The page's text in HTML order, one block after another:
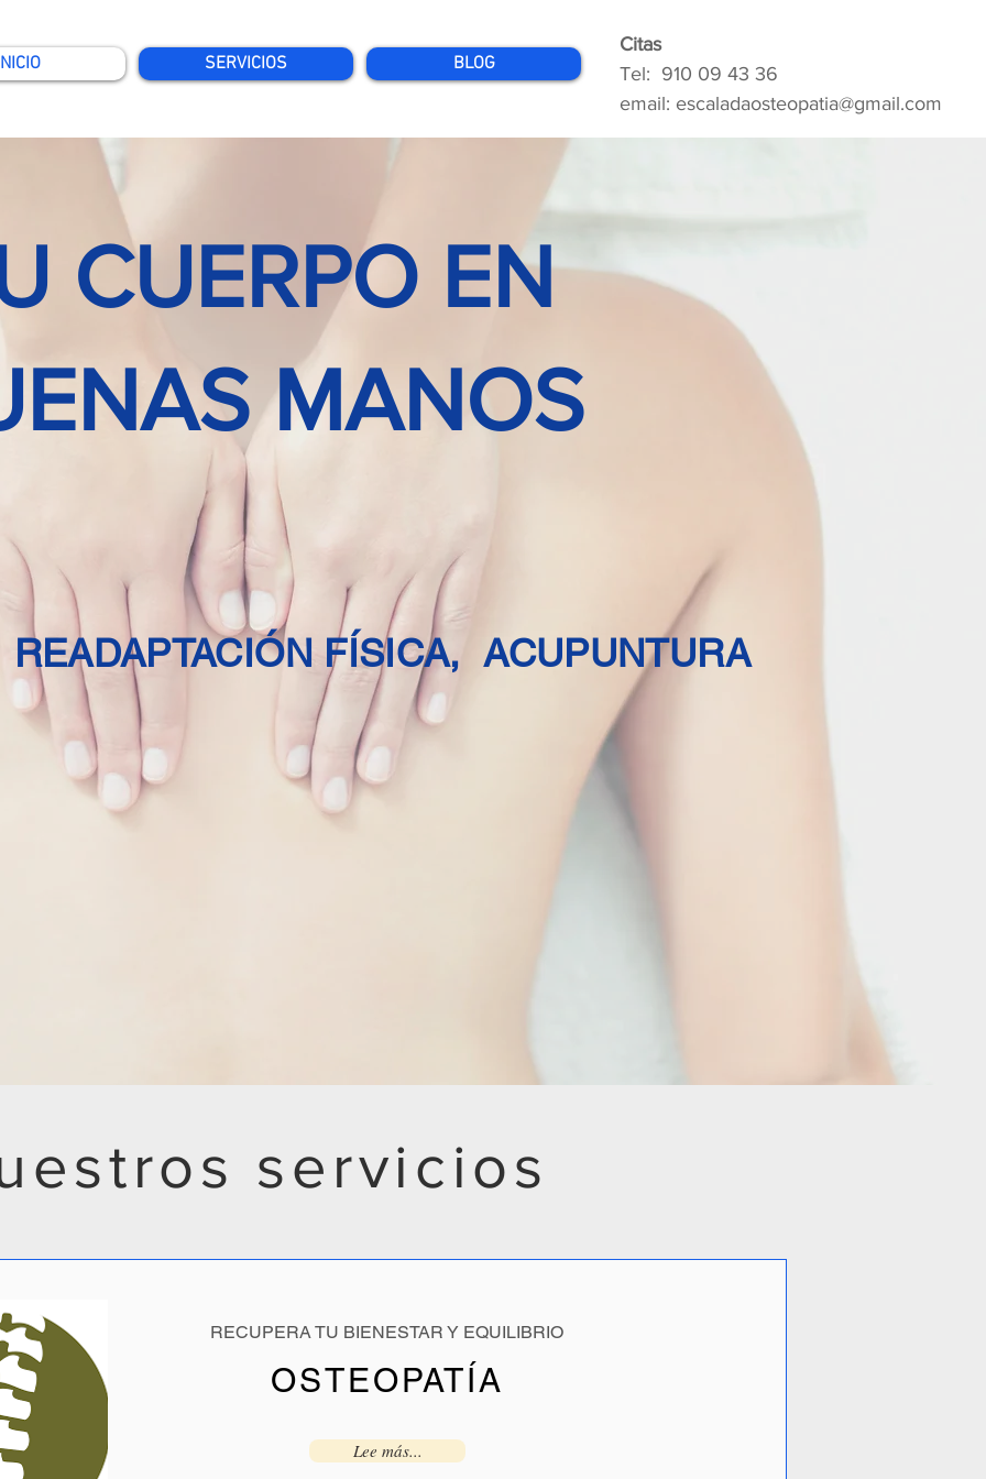
SERVICIOS BLOG
Citas
Tel: 910 09 43 36
email: escaladaosteopatia@gmail.com
CUERPO EN
MANOS
FÍSICA, ACUPUNTURA
servicios
RECUPERA TU BIENESTAR Y EQUILIBRIO
OSTEOPATÍA
Lee más...